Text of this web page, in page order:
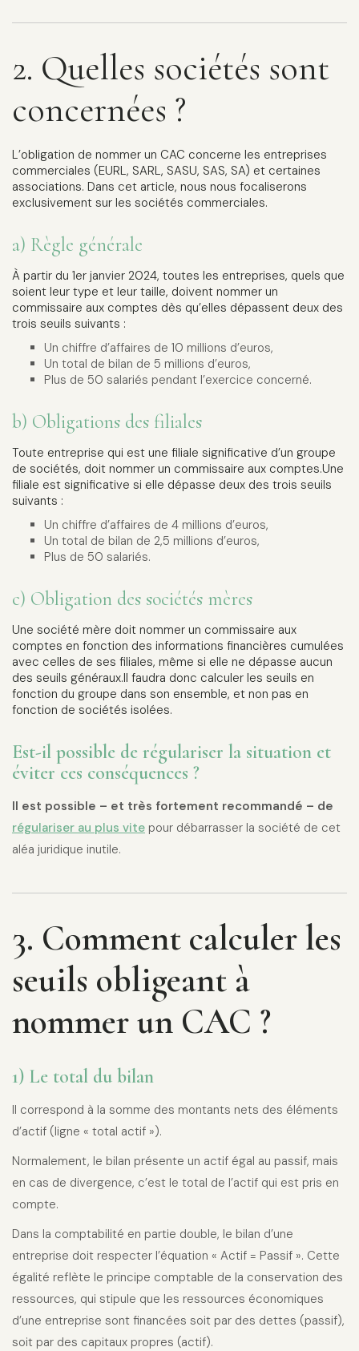
2. Quelles sociétés sont
concernées ?
L’obligation de nommer un CAC concerne les entreprises
commerciales (EURL, SARL, SASU, SAS, SA) et certaines
associations. Dans cet article, nous nous focaliserons
exclusivement sur les sociétés commerciales.
a) Règle générale
À partir du 1er janvier 2024, toutes les entreprises, quels que
soient leur type et leur taille, doivent nommer un
commissaire aux comptes dès qu’elles dépassent deux des
trois seuils suivants :
Un chiffre d’affaires de 10 millions d’euros,
Un total de bilan de 5 millions d’euros,
Plus de 50 salariés pendant l’exercice concerné.
b) Obligations des filiales
Toute entreprise qui est une filiale significative d’un groupe
de sociétés, doit nommer un commissaire aux comptes.Une
filiale est significative si elle dépasse deux des trois seuils
suivants :
Un chiffre d’affaires de 4 millions d’euros,
Un total de bilan de 2,5 millions d’euros,
Plus de 50 salariés.
c) Obligation des sociétés mères
Une société mère doit nommer un commissaire aux
comptes en fonction des informations financières cumulées
avec celles de ses filiales, même si elle ne dépasse aucun
des seuils généraux.Il faudra donc calculer les seuils en
fonction du groupe dans son ensemble, et non pas en
fonction de sociétés isolées.
Est-il possible de régulariser la situation et
éviter ces conséquences ?
Il est possible – et très fortement recommandé – de
régulariser au plus vite pour débarrasser la société de cet
aléa juridique inutile.
3. Comment calculer les
seuils obligeant à
nommer un CAC ?
1) Le total du bilan
Il correspond à la somme des montants nets des éléments
d’actif (ligne « total actif »).
Normalement, le bilan présente un actif égal au passif, mais
en cas de divergence, c’est le total de l’actif qui est pris en
compte.
Dans la comptabilité en partie double, le bilan d’une
entreprise doit respecter l’équation « Actif = Passif ». Cette
égalité reflète le principe comptable de la conservation des
ressources, qui stipule que les ressources économiques
d’une entreprise sont financées soit par des dettes (passif),
soit par des capitaux propres (actif).